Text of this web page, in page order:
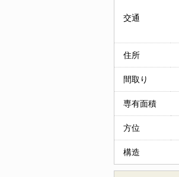
交通
住所
間取り
専有面積
方位
構造